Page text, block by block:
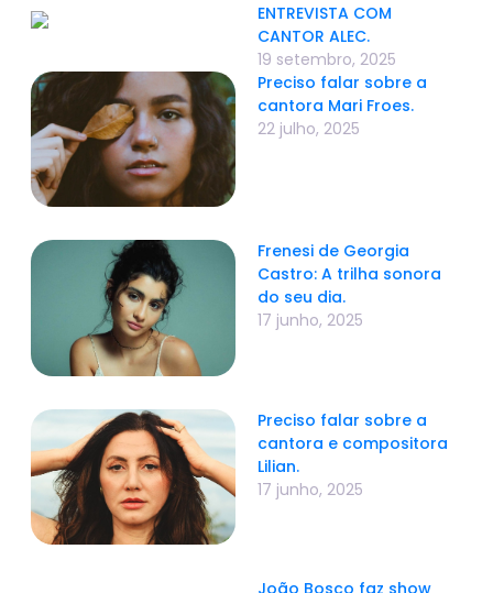
ENTREVISTA COM
CANTOR ALEC.
19 setembro, 2025
Preciso falar sobre a
cantora Mari Froes.
22 julho, 2025
Frenesi de Georgia
Castro: A trilha sonora
do seu dia.
17 junho, 2025
Preciso falar sobre a
cantora e compositora
Lilian.
17 junho, 2025
João Bosco faz show